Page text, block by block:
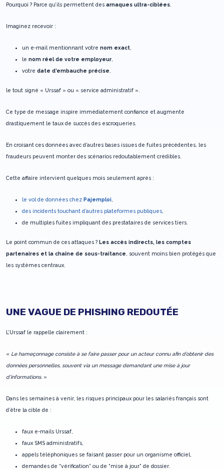
Pourquoi ? Parce qu’ils permettent des arnaques ultra-ciblées
Imaginez recevoir :
un e-mail mentionnant votre nom exact
le nom réel de votre employeur
votre date d’embauche précise
le tout signé « Urssaf » ou « service administratif ».
Ce type de message inspire immédiatement confiance et augmente
drastiquement le taux de succès des escroqueries.
En croisant ces données avec d’autres bases issues de fuites précédentes, les
fraudeurs peuvent monter des scénarios redoutablement crédibles.
Cette affaire intervient quelques mois seulement après :
le vol de données chez Pajemploi
des incidents touchant d’autres plateformes publiques
de multiples fuites impliquant des prestataires de services tiers.
Le point commun de ces attaques ? Les accès indirects, les comptes
partenaires et la chaîne de sous-traitance , souvent moins bien protégés que
les systèmes centraux.
UNE VAGUE DE PHISHING REDOUTÉE
L’Urssaf le rappelle clairement :
« Le hameçonnage consiste à se faire passer pour un acteur connu afin d’obtenir des
données personnelles, souvent via un message demandant une mise à jour
d’informations. »
Dans les semaines à venir, les risques principaux pour les salariés français sont
d’être la cible de :
faux e-mails Urssaf,
faux SMS administratifs,
appels téléphoniques se faisant passer pour un organisme officiel,
demandes de “vérification” ou de “mise à jour” de dossier.